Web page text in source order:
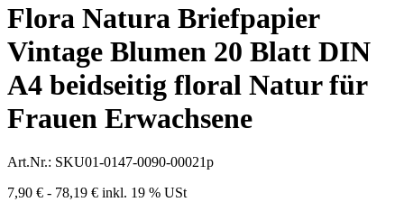
Flora Natura Briefpapier
Vintage Blumen 20 Blatt DIN
A4 beidseitig floral Natur für
Frauen Erwachsene
Art.Nr.: SKU01-0147-0090-00021p
7,90 € - 78,19 € inkl. 19 % USt